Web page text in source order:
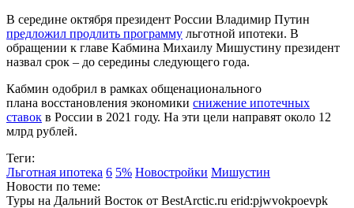
В середине октября президент России Владимир Путин
предложил продлить программу льготной ипотеки. В
обращении к главе Кабмина Михаилу Мишустину президент
назвал срок – до середины следующего года.
Кабмин одобрил в рамках общенационального
плана восстановления экономики снижение ипотечных
ставок в России в 2021 году. На эти цели направят около 12
млрд рублей.
Теги:
Льготная ипотека 6 5% Новостройки Мишустин
Новости по теме:
Туры на Дальний Восток от BestArctic.ru erid:pjwvokpoevpk